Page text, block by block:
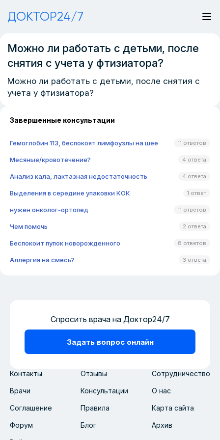
ДОКТОР24/7
Можно ли работать с детьми, после
снятия с учета у фтизиатора?
Можно ли работать с детьми, после снятия с
учета у фтизиатора?
Завершенные консультации
Гемоглобин 113, беспокоят лимфоузлы на шее 11 ответов
Месяные/кровотечение? 4 ответа
Анализ кала, лактазная недостаточность 4 ответа
Выделения в середине упаковки КОК 1 ответ
нужен онколог-ортопед 11 ответов
Чем помочь 2 ответа
Беспокоит пупок новорожденного 8 ответов
Аллергия на смесь? 3 ответа
Контакты Отзывы Сотрудничество
Врачи Консультации О нас
Соглашение Правила Карта сайта
Форум Блог Архив
Спросить врача на Доктор24/7
Задать вопрос онлайн